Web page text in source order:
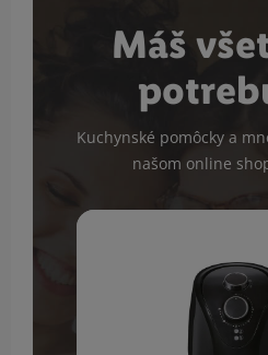
Máš
Kuchynské pomôcky a
našom online